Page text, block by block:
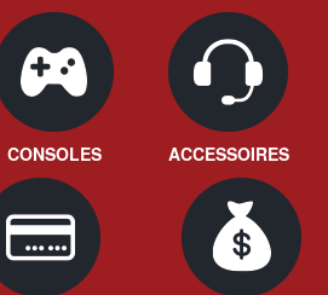
CONSOLES ACCESSOIRES